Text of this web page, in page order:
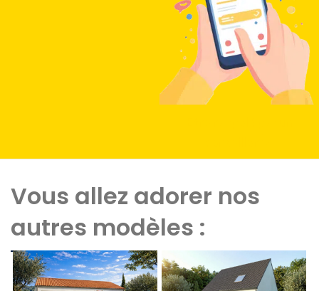
Vous allez adorer nos
autres modèles :